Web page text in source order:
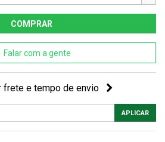
COMPRAR
Falar com a gente
frete e tempo de envio
APLICAR